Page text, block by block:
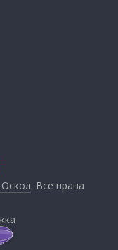
. Все права